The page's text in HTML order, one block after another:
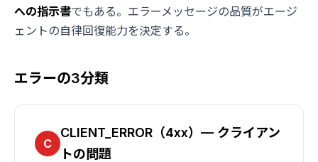
への指示書でもある。エラーメッセージの品質がエージ
ェントの自律回復能力を決定する。
エラーの3分類
C
CLIENT_ERROR（4xx）— クライアン
トの問題